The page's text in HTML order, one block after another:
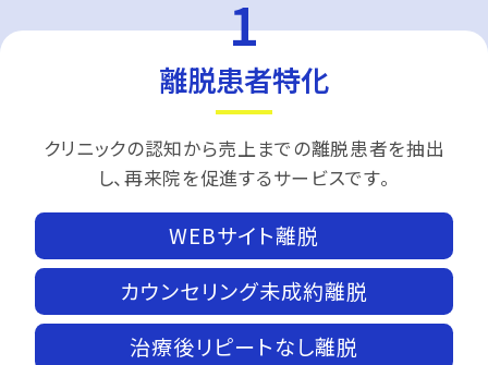
離脱患者特化
クリニックの認知から売上までの離脱患者を抽出
し、再来院を促進するサービスです。
WEBサイト離脱
カウンセリング未成約離脱
治療後リピートなし離脱